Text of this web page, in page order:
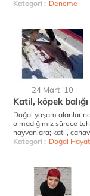
Kategori : Deneme
24 Mart '10
Katil, köpek
Doğal yaşam
olmadığımız sürece
hayvanlara; katil,
Kategori : Doğal